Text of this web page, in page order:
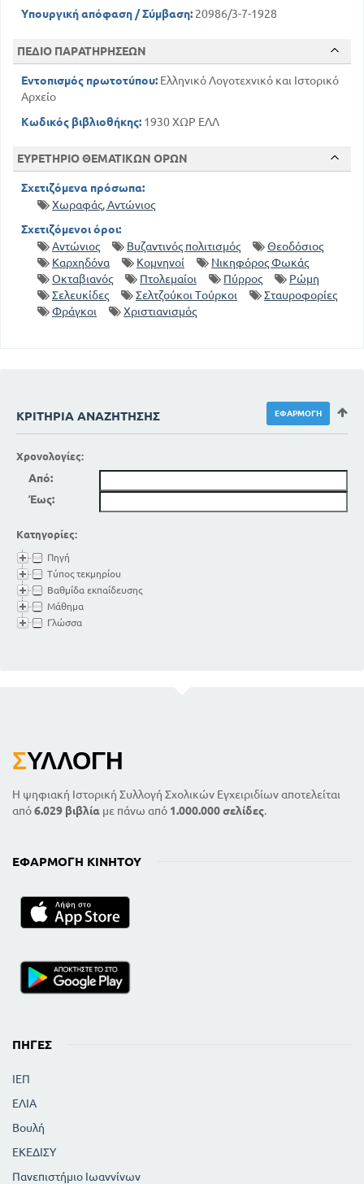
Υπουργική απόφαση / Σύμβαση: 20986/3-7-1928
ΠΕΔΙΟ ΠΑΡΑΤΗΡΗΣΕΩΝ
Εντοπισμός πρωτοτύπου: Ελληνικό Λογοτεχνικό και Ιστορικό
Αρχείο
Κωδικός βιβλιοθήκης: 1930 ΧΩΡ ΕΛΛ
ΕΥΡΕΤΗΡΙΟ ΘΕΜΑΤΙΚΩΝ ΟΡΩΝ
Σχετιζόμενα πρόσωπα:
Χωραφάς, Αντώνιος
Σχετιζόμενοι όροι:
Αντώνιος
Βυζαντινός πολιτισμός
Θεοδόσιος
Καρχηδόνα
Κομνηνοί
Νικηφόρος Φωκάς
Οκταβιανός
Πτολεμαίοι Πύρρος
Ρώμη
Σελευκίδες
Σελτζούκοι Τούρκοι
Σταυροφορίες
Φράγκοι
Χριστιανισμός
ΚΡΙΤΉΡΙΑ ΑΝΑΖΉΤΗΣΗΣ
Χρονολογίες:
Από:
Έως:
Κατηγορίες:
Πηγή
Τύπος τεκμηρίου
Βαθμίδα εκπαίδευσης
Μάθημα
Γλώσσα
ΣΥΛΛΟΓΉ
Η ψηφιακή Ιστορική Συλλογή Σχολικών Εγχειριδίων αποτελείται
από6.029 βιβλία με πάνω από 1.000.000 σελίδες.
ΕΦΑΡΜΟΓΉ ΚΙΝΗΤΟΎ
ΠΗΓΈΣ
ΙΕΠ
ΕΛΙΑ
Βουλή
ΕΚΕΔΙΣΥ
Πανεπιστήμιο Ιωαννίνων